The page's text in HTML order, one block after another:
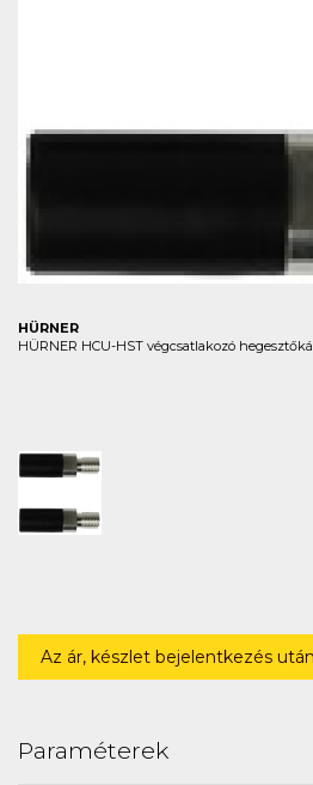
HÜRNER
HÜRNER HCU-HST végcsatlakozó
Az ár, készlet bejelentkezés
Paraméterek